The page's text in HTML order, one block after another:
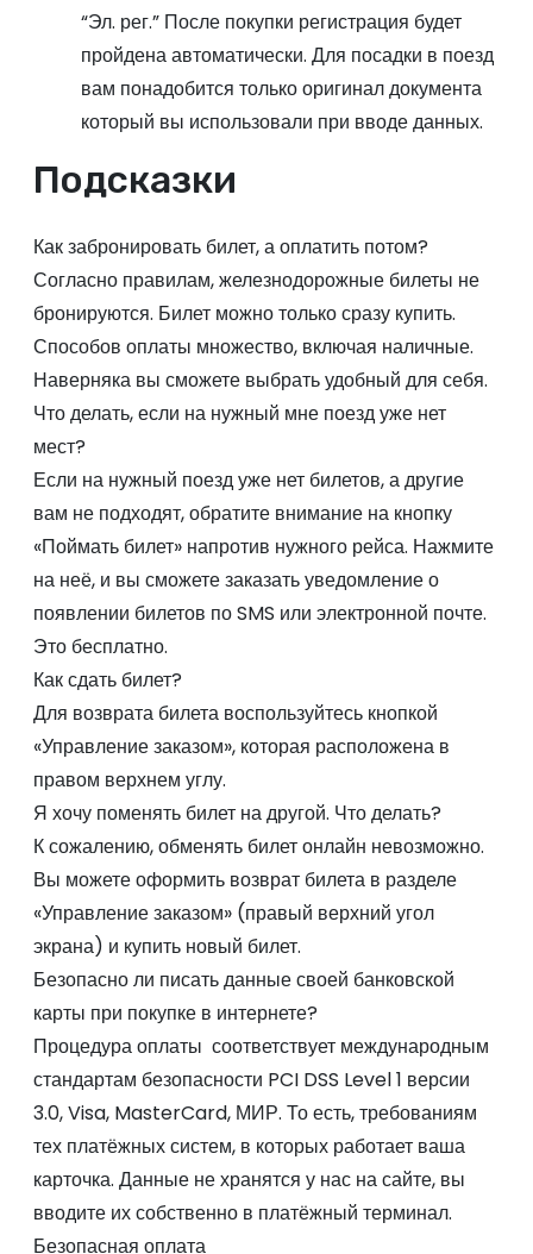
“Эл. рег.” После покупки регистрация будет
пройдена автоматически. Для посадки в поезд
вам понадобится только оригинал документа
который вы использовали при вводе данных.
Подсказки
Как забронировать билет, а оплатить потом?
Согласно правилам, железнодорожные билеты не
бронируются. Билет можно только сразу купить.
Способов оплаты множество, включая наличные.
Наверняка вы сможете выбрать удобный для себя.
Что делать, если на нужный мне поезд уже нет
мест?
Если на нужный поезд уже нет билетов, а другие
вам не подходят, обратите внимание на кнопку
«Поймать билет» напротив нужного рейса. Нажмите
на неё, и вы сможете заказать уведомление о
появлении билетов по SMS или электронной почте.
Это бесплатно.
Как сдать билет?
Для возврата билета воспользуйтесь кнопкой
«Управление заказом», которая расположена в
правом верхнем углу.
Я хочу поменять билет на другой. Что делать?
К сожалению, обменять билет онлайн невозможно.
Вы можете оформить возврат билета в разделе
«Управление заказом» (правый верхний угол
экрана) и купить новый билет.
Безопасно ли писать данные своей банковской
карты при покупке в интернете?
Процедура оплаты соответствует международным
стандартам безопасности PCI DSS Level 1 версии
3.0, Visa, MasterCard, МИР. То есть, требованиям
тех платёжных систем, в которых работает ваша
карточка. Данные не хранятся у нас на сайте, вы
вводите их собственно в платёжный терминал.
Безопасная оплата